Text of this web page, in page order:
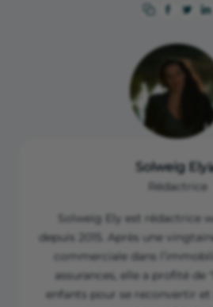
économique européen
Solweig Ely
Rédactrice
Solweig Ely est rédactrice
depuis 2015. Après une
commerciale dans
assurances, elle a profité de
enfants pour se reconvertir et